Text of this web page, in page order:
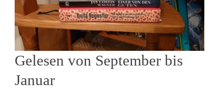
Gelesen von September bis
Januar